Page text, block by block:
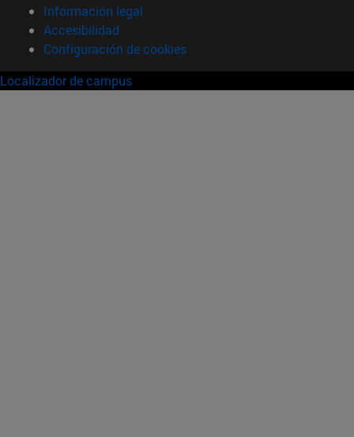
Información legal
Accesibilidad
Configuración de cookies
Localizador de campus